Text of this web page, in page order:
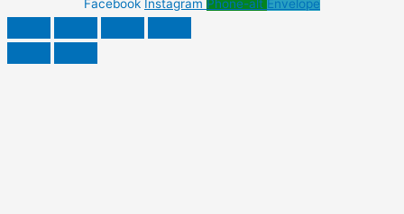
Facebook Instagram Phone-alt Envelope